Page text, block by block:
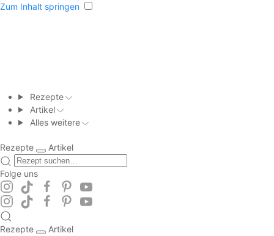
Zum Inhalt springen
Rezepte
Artikel
Alles weitere
Rezepte Artikel
Folge uns
Rezepte Artikel